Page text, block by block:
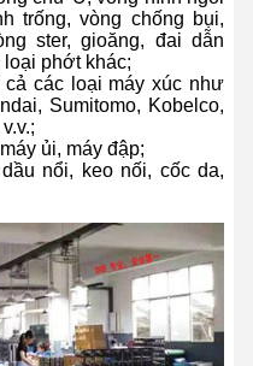
trống, vòng chống bụi,
ster, gioăng, đai dẫn
phớt khác;
các loại máy xúc như
Sumitomo, Kobelco,
ủi, máy đập;
nổi, keo nối, cốc da,